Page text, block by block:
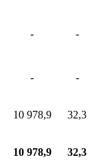
- -
- -
10 978,9 32,3
10 978,9 32,3